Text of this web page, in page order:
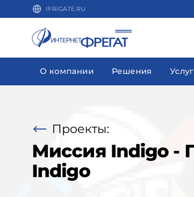
IFRIGATE.RU
О компании Решения
Проекты:
Миссия Indigo -
Indigo